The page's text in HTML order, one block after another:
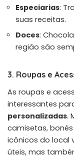
Especiarias:
suas receitas.
Doces:
região são
3. Roupas e
As roupas e
interessantes
personalizadas.
camisetas,
icônicos do local
úteis, mas